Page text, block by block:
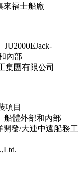
來福士船廠
和內部
工集團有限公司
裝項目
船體外部和內部
發/大連中遠船務工